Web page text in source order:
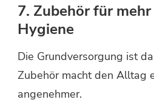
7. Zubehör für
Hygiene
Die Grundversorgung ist
Zubehör macht den Alltag
angenehmer.